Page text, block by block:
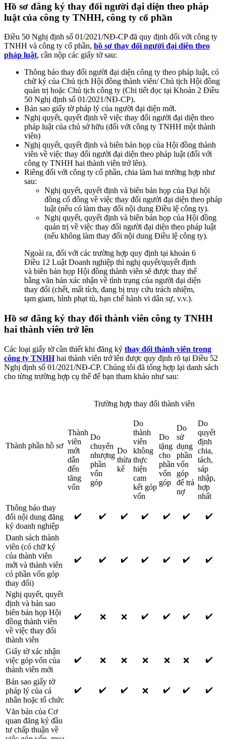
Hồ sơ đăng ký thay đổi người đại diện theo pháp
luật của công ty TNHH, công ty cổ phần
Điều 50 Nghị định số 01/2021/NĐ-CP đã quy định đối với công ty
TNHH và công ty cổ phần, hồ sơ thay đổi người đại diện theo
pháp luật, cần nộp các giấy tờ sau:
Thông báo thay đổi người đại diện công ty theo pháp luật, có
chữ ký của Chủ tịch Hội đồng thành viên/ Chủ tịch Hội đồng
quản trị hoặc Chủ tịch công ty (Chi tiết đọc tại Khoản 2 Điều
50 Nghị định số 01/2021/NĐ-CP).
Bản sao giấy tờ pháp lý của người đại diện mới.
Nghị quyết, quyết định về việc thay đổi người đại diện theo
pháp luật của chủ sở hữu (đối với công ty TNHH một thành
viên)
Nghị quyết, quyết định và biên bản họp của Hội đồng thành
viên về việc thay đổi người đại diện theo pháp luật (đối với
công ty TNHH hai thành viên trở lên).
Riêng đối với công ty cổ phần, chia làm hai trường hợp như
sau:
Nghị quyết, quyết định và biên bản họp của Đại hội
đồng cổ đông về việc thay đổi người đại diện theo pháp
luật (nếu có làm thay đổi nội dung Điều lệ công ty).
Nghị quyết, quyết định và biên bản họp của Hội đồng
quản trị về việc thay đổi người đại diện theo pháp luật
(nếu không làm thay đổi nội dung Điều lệ công ty).
Ngoài ra, đối với các trường hợp quy định tại khoản 6
Điều 12 Luật Doanh nghiệp thì nghị quyết/quyết định
và biên bản họp Hội đồng thành viên sẽ được thay thế
bằng văn bản xác nhận về tình trạng của người đại diện
thay đổi (chết, mất tích, đang bị truy cứu trách nhiệm,
tạm giam, hình phạt tù, hạn chế hành vi dân sự, v.v.).
Hồ sơ đăng ký thay đổi thành viên công ty TNHH
hai thành viên trở lên
Các loại giấy tờ cần thiết khi đăng ký thay đổi thành viên trong
công ty TNHHhai thành viên trở lên được quy định rõ tại Điều 52
Nghị định số 01/2021/NĐ-CP. Chúng tôi đã tổng hợp lại danh sách
cho từng trường hợp cụ thể để bạn tham khảo như sau:
Thành phần hồ sơ
Trường hợp thay đổi thành viên
Thành
viên
mới
dẫn
đến
tăng
vốn
Do
chuyển
nhượng
phần
vốn
góp
Do
thừa
kế
Do
thành
viên
không
thực
hiện
cam
kết góp
vốn
Do
tặng
cho
phần
vốn
góp
Do
sử
dụng
phần
vốn
góp
để trả
nợ
Do
quyết
định
chia,
tách,
sáp
nhập,
hợp
nhất
Thông báo thay
đổi nội dung đăng
ký doanh nghiệp
✔️ ✔️ ✔️ ✔️ ✔️ ✔️ ✔️
Danh sách thành
viên (có chữ ký
của thành viên
mới và thành viên
có phần vốn góp
thay đổi)
✔️ ✔️ ✔️ ✔️ ✔️ ✔️ ✔️
Nghị quyết, quyết
định và bản sao
biên bản họp Hội
đồng thành viên
về việc thay đổi
thành viên
✔️ ❌ ❌ ✔️ ✔️ ✔️ ✔️
Giấy tờ xác nhận
việc góp vốn của
thành viên mới
✔️ ❌ ❌ ❌ ❌ ❌ ✔️
Bản sao giấy tờ
pháp lý của cá
nhân hoặc tổ chức
✔️ ✔️ ✔️ ❌ ✔️ ✔️ ✔️
Văn bản của Cơ
quan đăng ký đầu
tư chấp thuận về